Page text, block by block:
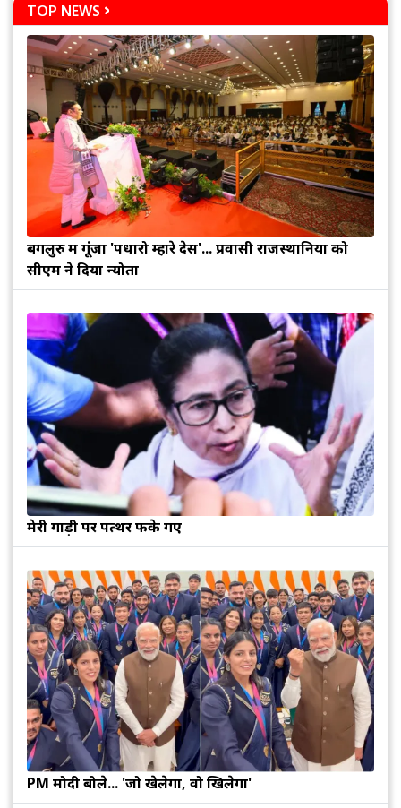
TOP NEWS
बेंगलुरु में गूंजा 'पधारो म्हारे देस'... प्रवासी राजस्थानियों को
सीएम ने दिया न्योता
मेरी गाड़ी पर पत्थर फेंके गए
PM मोदी बोले... 'जो खेलेगा, वो खिलेगा'